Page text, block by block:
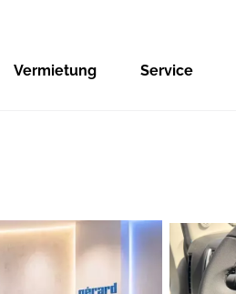
Vermietung Service